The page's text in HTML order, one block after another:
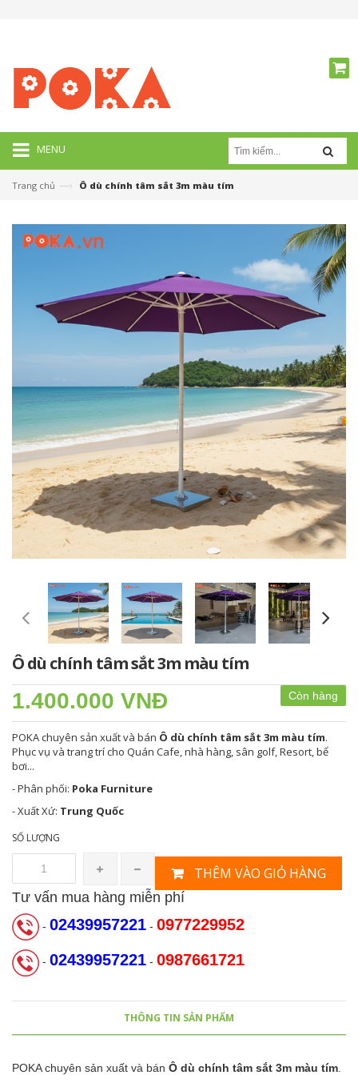
MENU
Trang chủ —› Ô dù chính tâm sắt 3m màu tím
Ô dù chính tâm sắt 3m màu tím
Còn hàng
1.400.000 VNĐ
POKAchuyên sản xuất và bán Ô dù chính tâm sắt 3m màu tím.
Phục vụ và trang trí cho Quán Cafe, nhà hàng, sân golf, Resort, bể
bơi...
- Phân phối: Poka Furniture
- Xuất Xứ: Trung Quốc
SỐ LƯỢNG
THÊM VÀO GIỎ HÀNG
Tư vấn mua hàng miễn phí
- 02439957221 - 0977229952
- 02439957221 - 0987661721
THÔNG TIN SẢN PHẨM
POKAchuyên sản xuất và bán Ô dù chính tâm sắt 3m màu tím